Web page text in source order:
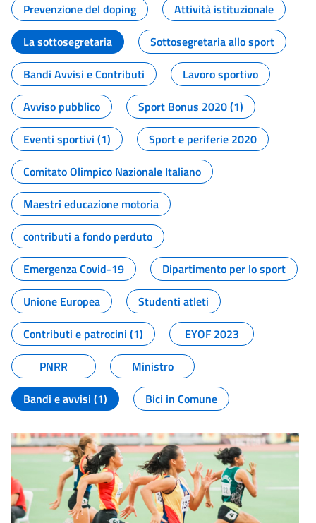
Prevenzione del doping
Attività istituzionale
La sottosegretaria
Sottosegretaria allo sport
Bandi Avvisi e Contributi
Lavoro sportivo
Avviso pubblico
Sport Bonus 2020 (1)
Eventi sportivi (1)
Sport e periferie 2020
Comitato Olimpico Nazionale Italiano
Maestri educazione motoria
contributi a fondo perduto
Emergenza Covid-19
Dipartimento per lo sport
Unione Europea
Studenti atleti
Contributi e patrocini (1)
EYOF 2023
PNRR
Ministro
Bandi e avvisi (1)
Bici in Comune